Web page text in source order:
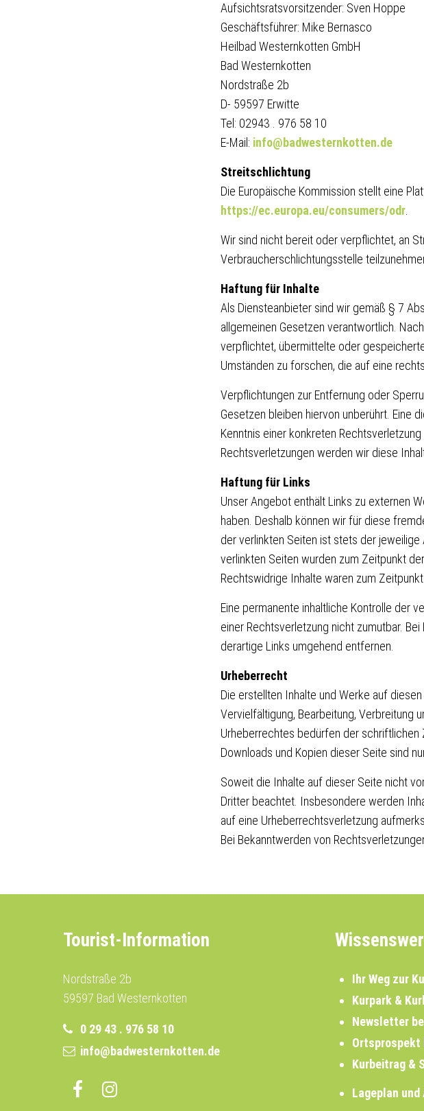
Aufsichtsratsvorsitzender: Sven Hoppe
Geschäftsführer: Mike Bernasco
Heilbad Westernkotten GmbH
Bad Westernkotten
Nordstraße 2b
D- 59597 Erwitte
Tel: 02943 . 976 58 10
E-Mail: info@badwesternkotten.de
Streitschlichtung
Die Europäische Kommission stellt eine
https://ec.europa.eu/consumers/odr
Wir sind nicht bereit oder verpflichtet, an
Verbraucherschlichtungsstelle
Haftung für Inhalte
Als Diensteanbieter sind wir gemäß § 7
allgemeinen Gesetzen verantwortlich.
verpflichtet, übermittelte oder
Umständen zu forschen, die auf eine
Verpflichtungen zur Entfernung oder
Gesetzen bleiben hiervon unberührt. Eine
Kenntnis einer konkreten
Rechtsverletzungen werden wir diese
Haftung für Links
Unser Angebot enthält Links zu externen
haben. Deshalb können wir für diese
der verlinkten Seiten ist stets der
verlinkten Seiten wurden zum Zeitpunkt
Rechtswidrige Inhalte waren zum
Eine permanente inhaltliche Kontrolle der
einer Rechtsverletzung nicht zumutbar.
derartige Links umgehend entfernen.
Urheberrecht
Die erstellten Inhalte und Werke auf
Vervielfältigung, Bearbeitung, Verbreitung
Urheberrechtes bedürfen der schriftlichen
Downloads und Kopien dieser Seite sind
Soweit die Inhalte auf dieser Seite nicht
Dritter beachtet. Insbesondere werden
auf eine Urheberrechtsverletzung
Bei Bekanntwerden von
Tourist-Information
Nordstraße 2b
59597 Bad Westernkotten
0 29 43 . 976 58 10
info@badwesternkotten.de
Ihr Weg zur
Kurpark &
Newsletter
Kurbeitrag &
Lageplan und